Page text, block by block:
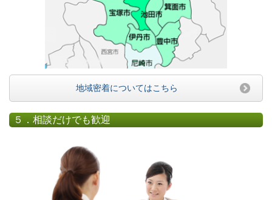
地域密着についてはこちら
５．相談だけでも歓迎